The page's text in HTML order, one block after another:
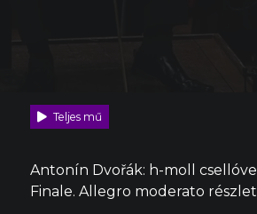
Teljes mű
Antonín Dvořák: h-moll
Finale. Allegro moderato részlet